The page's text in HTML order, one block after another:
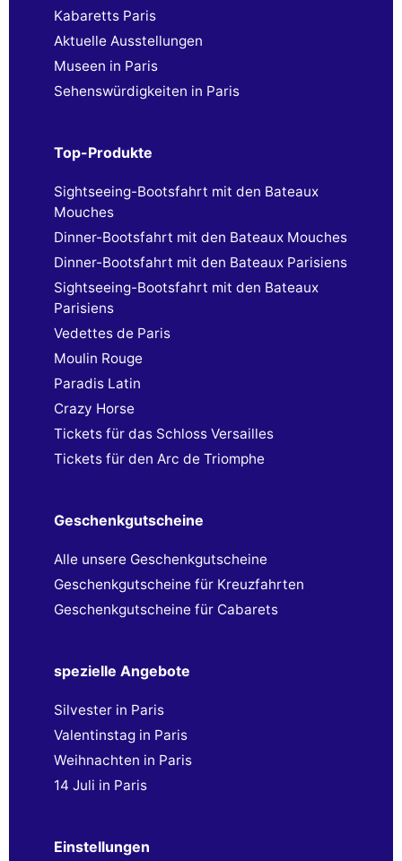
Kabaretts Paris
Aktuelle Ausstellungen
Museen in Paris
Sehenswürdigkeiten in Paris
Top-Produkte
Sightseeing-Bootsfahrt mit den Bateaux
Mouches
Dinner-Bootsfahrt mit den Bateaux Mouches
Dinner-Bootsfahrt mit den Bateaux Parisiens
Sightseeing-Bootsfahrt mit den Bateaux
Parisiens
Vedettes de Paris
Moulin Rouge
Paradis Latin
Crazy Horse
Tickets für das Schloss Versailles
Tickets für den Arc de Triomphe
Geschenkgutscheine
Alle unsere Geschenkgutscheine
Geschenkgutscheine für Kreuzfahrten
Geschenkgutscheine für Cabarets
spezielle Angebote
Silvester in Paris
Valentinstag in Paris
Weihnachten in Paris
14 Juli in Paris
Einstellungen